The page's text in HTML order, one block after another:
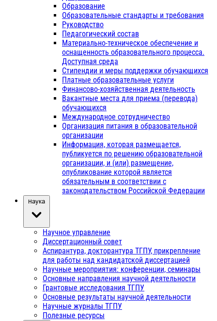
Образование
Образовательные стандарты и требования
Руководство
Педагогический состав
Материально-техническое обеспечение и
оснащенность образовательного процесса.
Доступная среда
Стипендии и меры поддержки обучающихся
Платные образовательные услуги
Финансово-хозяйственная деятельность
Вакантные места для приема (перевода)
обучающихся
Международное сотрудничество
Организация питания в образовательной
организации
Информация, которая размещается,
публикуется по решению образовательной
организации, и (или) размещение,
опубликование которой является
обязательным в соответствии с
законодательством Российской Федерации
Наука
Научное управление
Диссертационный совет
Аспирантура, докторантура ТГПУ, прикрепление
для работы над кандидатской диссертацией
Научные мероприятия: конференции, семинары
Основные направления научной деятельности
Грантовые исследования ТГПУ
Основные результаты научной деятельности
Научные журналы ТГПУ
Полезные ресурсы